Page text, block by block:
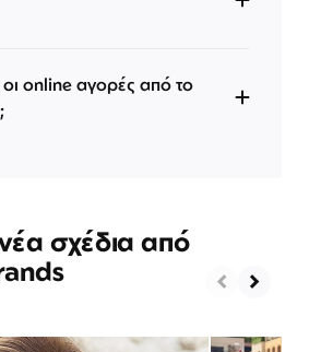
οι online αγορές από το
σχέδια από